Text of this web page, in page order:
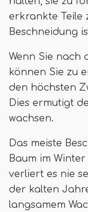
erkrankte Teile
Beschneidung
Wenn Sie nach
können Sie zu
den höchsten
Dies ermutigt
wachsen.
Das meiste
Baum im
verliert es nie
der kalten
langsamem